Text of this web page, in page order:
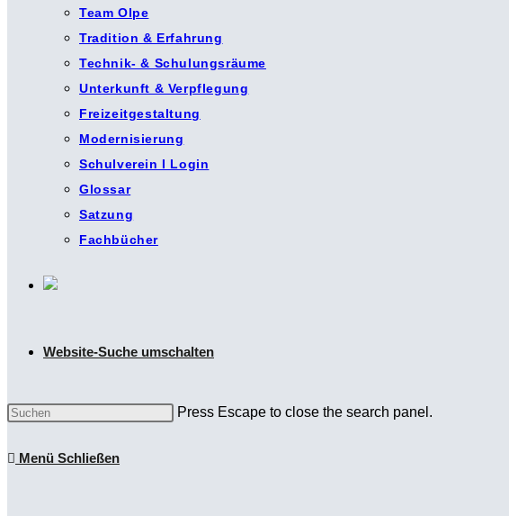
Team Olpe
Tradition & Erfahrung
Technik- & Schulungsräume
Unterkunft & Verpflegung
Freizeitgestaltung
Modernisierung
Schulverein I Login
Glossar
Satzung
Fachbücher
Website-Suche umschalten
Press Escape to close the search panel.
Menü Schließen